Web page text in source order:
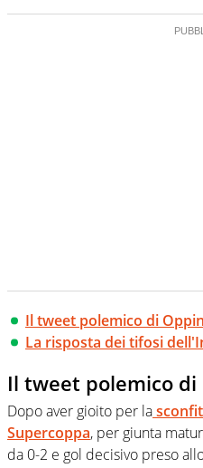
Il tweet polemico di
La risposta dei tifosi
Il tweet polemico di
Dopo aver gioito per la
Supercoppa, per giunta
da 0-2 e gol decisivo preso